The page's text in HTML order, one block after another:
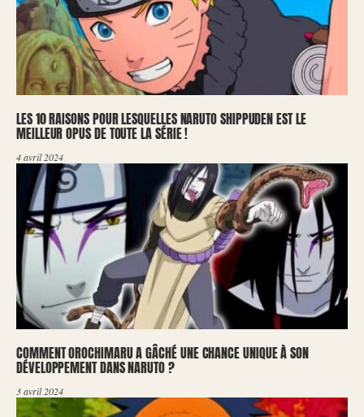
LES 10 RAISONS POUR LESQUELLES NARUTO SHIPPUDEN EST LE
MEILLEUR OPUS DE TOUTE LA SÉRIE !
4 avril 2024
COMMENT OROCHIMARU A GÂCHÉ UNE CHANCE UNIQUE À SON
DÉVELOPPEMENT DANS NARUTO ?
3 avril 2024